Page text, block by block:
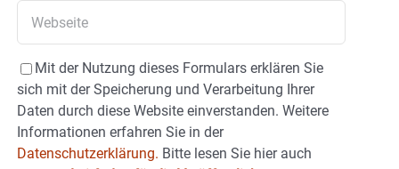
Mit der Nutzung dieses Formulars erklären Sie
sich mit der Speicherung und Verarbeitung Ihrer
Daten durch diese Website einverstanden. Weitere
Informationen erfahren Sie in der
Datenschutzerklärung. Bitte lesen Sie hier auch